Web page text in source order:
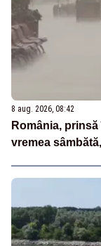
8 aug. 2026, 08:42
România,
vremea